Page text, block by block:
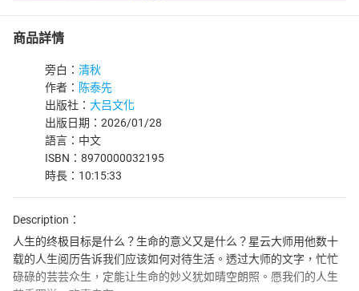
商品詳情
旁白： 清秋
作者： 陈泰先
出版社： 大吕文化
出版日期：2026/01/28
語言：中文
ISBN：8970000032195
時長：10:15:33
Description：
人生的终极目标是什么？生命的意义又是什么？星云大师用他数十
载的人生阅历告诉我们应该如何对待生活。透过大师的文字，忙忙
碌碌的芸芸众生，定能让生命的妙义犹如晴空朗照。愿我们的人生